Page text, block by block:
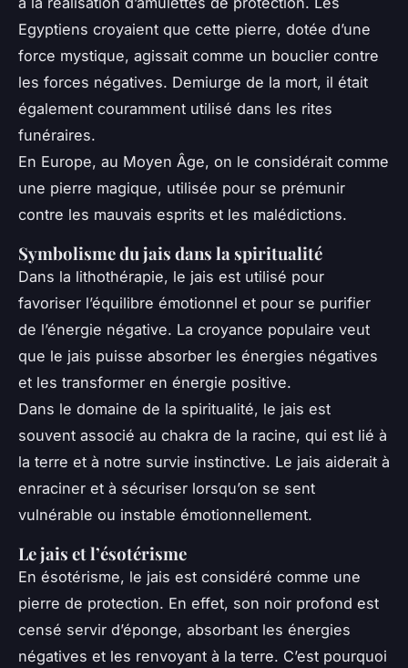
Egyptiens croyaient que cette pierre, dotée d’une
force mystique, agissait comme un bouclier contre
les forces négatives. Demiurge de la mort, il était
également couramment utilisé dans les rites
funéraires.
En Europe, au Moyen Âge, on le considérait comme
une pierre magique, utilisée pour se prémunir
contre les mauvais esprits et les malédictions.
Symbolisme du jais dans la spiritualité
Dans la lithothérapie, le jais est utilisé pour
favoriser l’équilibre émotionnel et pour se purifier
de l’énergie négative. La croyance populaire veut
que le jais puisse absorber les énergies négatives
et les transformer en énergie positive.
Dans le domaine de la spiritualité, le jais est
souvent associé au chakra de la racine, qui est lié à
la terre et à notre survie instinctive. Le jais aiderait à
enraciner et à sécuriser lorsqu’on se sent
vulnérable ou instable émotionnellement.
Le jais et l’ésotérisme
En ésotérisme, le jais est considéré comme une
pierre de protection. En effet, son noir profond est
censé servir d’éponge, absorbant les énergies
négatives et les renvoyant à la terre. C’est pourquoi